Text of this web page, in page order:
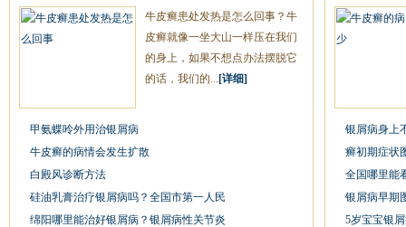
牛皮癣患处发热是怎么回事？牛
皮癣就像一坐大山一样压在我们
的身上，如果不想点办法摆脱它
的话，我们的... [详细]
甲氨蝶呤外用治银屑病
牛皮癣的病情会发生扩散
白殿风诊断方法
硅油乳膏治疗银屑病吗？全国市第一人民
绵阳哪里能治好银屑病？银屑病性关节炎
银屑病身上
癣初期症状
全国哪里能
银屑病早期
5岁宝宝银